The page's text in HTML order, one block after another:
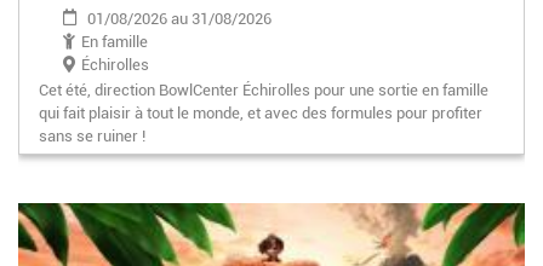
01/08/2026 au 31/08/2026
En famille
Échirolles
Cet été, direction BowlCenter Échirolles pour une sortie en famille
qui fait plaisir à tout le monde, et avec des formules pour profiter
sans se ruiner !